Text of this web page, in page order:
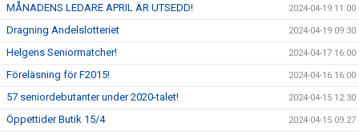
MÅNADENS LEDARE APRIL ÄR UTSEDD! 2024-04-19 11:00
Dragning Andelslotteriet 2024-04-19 09:30
Helgens Seniormatcher! 2024-04-17 16:00
Föreläsning för F2015! 2024-04-16 16:00
57 seniordebutanter under 2020-talet! 2024-04-15 12:30
Öppettider Butik 15/4 2024-04-15 09:27